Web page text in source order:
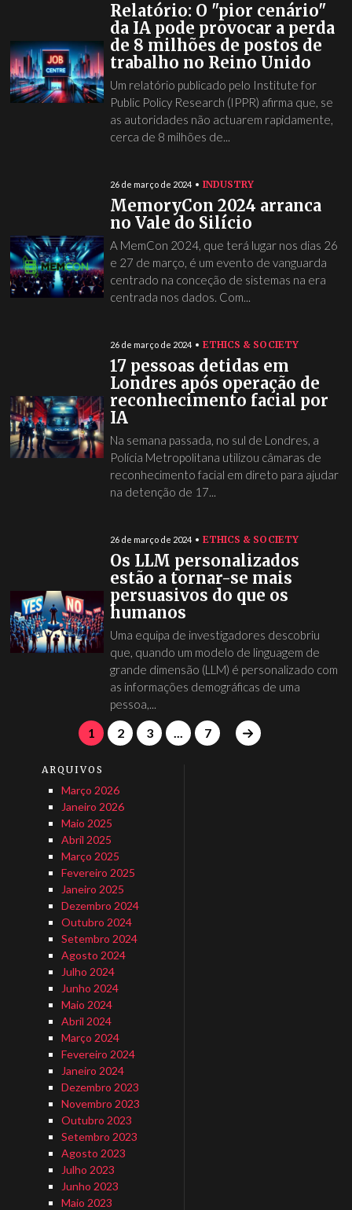
Relatório: O "pior cenário"
da IA pode provocar a perda
de 8 milhões de postos de
trabalho no Reino Unido
Um relatório publicado pelo Institute for
Public Policy Research (IPPR) afirma que, se
as autoridades não actuarem rapidamente,
cerca de 8 milhões de...
26 de março de 2024 INDUSTRY
MemoryCon 2024 arranca
no Vale do Silício
A MemCon 2024, que terá lugar nos dias 26
e 27 de março, é um evento de vanguarda
centrado na conceção de sistemas na era
centrada nos dados. Com...
26 de março de 2024 ETHICS & SOCIETY
17 pessoas detidas em
Londres após operação de
reconhecimento facial por
IA
Na semana passada, no sul de Londres, a
Polícia Metropolitana utilizou câmaras de
reconhecimento facial em direto para ajudar
na detenção de 17...
26 de março de 2024 ETHICS & SOCIETY
Os LLM personalizados
estão a tornar-se mais
persuasivos do que os
humanos
Uma equipa de investigadores descobriu
que, quando um modelo de linguagem de
grande dimensão (LLM) é personalizado com
as informações demográficas de uma
pessoa,...
1 2 3 ... 7
ARQUIVOS
Março 2026
Janeiro 2026
Maio 2025
Abril 2025
Março 2025
Fevereiro 2025
Janeiro 2025
Dezembro 2024
Outubro 2024
Setembro 2024
Agosto 2024
Julho 2024
Junho 2024
Maio 2024
Abril 2024
Março 2024
Fevereiro 2024
Janeiro 2024
Dezembro 2023
Novembro 2023
Outubro 2023
Setembro 2023
Agosto 2023
Julho 2023
Junho 2023
Maio 2023